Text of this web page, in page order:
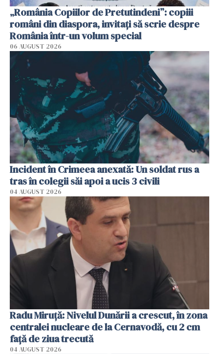
„România Copiilor de Pretutindeni”: copiii
români din diaspora, invitați să scrie despre
România într-un volum special
06 AUGUST 2026
Incident în Crimeea anexată: Un soldat rus a
tras în colegii săi apoi a ucis 3 civili
04 AUGUST 2026
Radu Miruţă: Nivelul Dunării a crescut, în zona
centralei nucleare de la Cernavodă, cu 2 cm
faţă de ziua trecută
04 AUGUST 2026